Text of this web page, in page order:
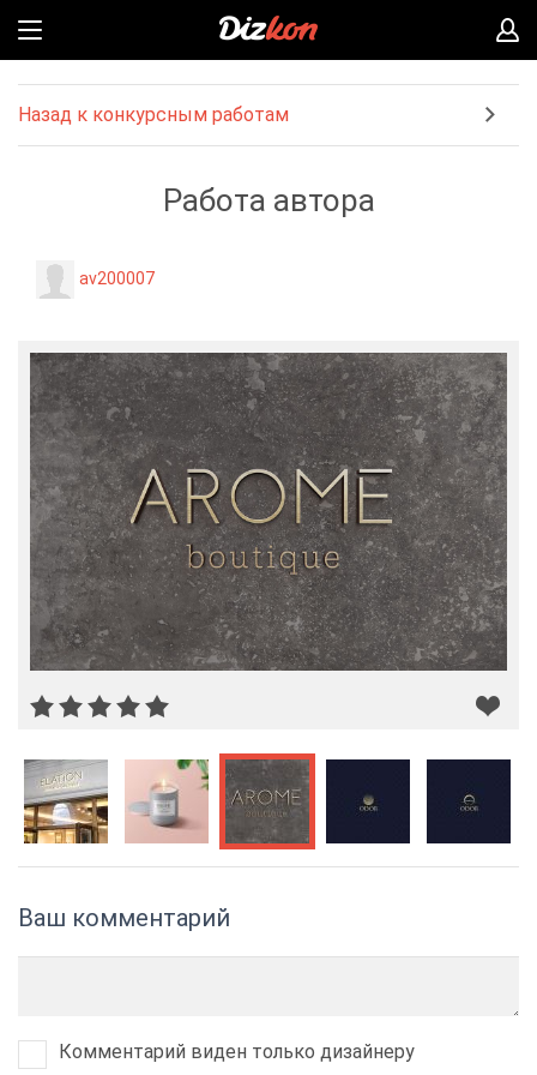
Назад к конкурсным работам
Работа автора
av200007
Ваш комментарий
Комментарий виден только дизайнеру